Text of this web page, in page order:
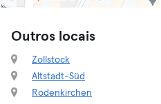
Outros locais
Zollstock
Altstadt-Süd
Rodenkirchen